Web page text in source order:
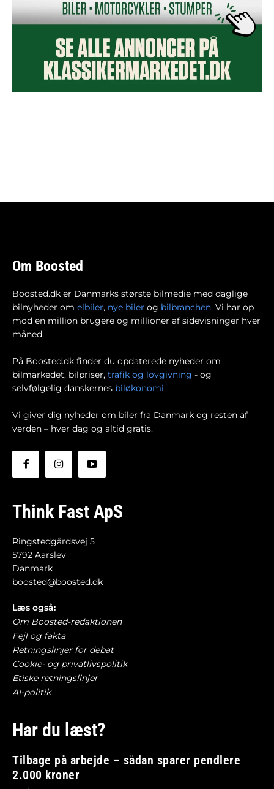
Om Boosted
Boosted.dk er Danmarks største bilmedie med daglige
bilnyheder om elbiler, nye biler og bilbranchen. Vi har op
mod en million brugere og millioner af sidevisninger hver
måned.
På Boosted.dk finder du opdaterede nyheder om
bilmarkedet, bilpriser, trafik og lovgivning - og
selvfølgelig danskernes biløkonomi.
Vi giver dig nyheder om biler fra Danmark og resten af
verden – hver dag og altid gratis.
Think Fast ApS
Ringstedgårdsvej 5
5792 Aarslev
Danmark
boosted@boosted.dk
Læs også:
Om Boosted-redaktionen
Fejl og fakta
Retningslinjer for debat
Cookie- og privatlivspolitik
Etiske retningslinjer
AI-politik
Har du læst?
Tilbage på arbejde – sådan sparer pendlere
2.000 kroner